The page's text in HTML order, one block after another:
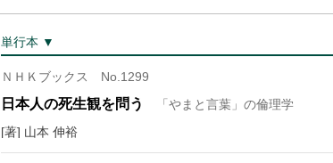
単行本 ▼
ＮＨＫブックス No.1299
日本人の死生観を問う
「やまと言葉」の倫理学
[著] 山本 伸裕